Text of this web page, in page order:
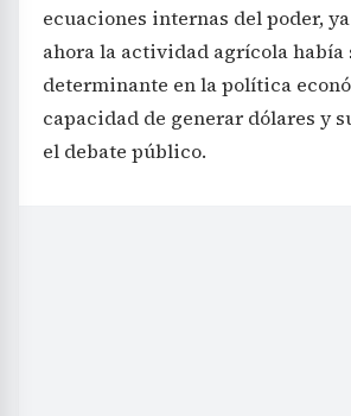
ecuaciones internas del poder,
ahora la actividad agrícola había
determinante en la política
capacidad de generar dólares y
el debate público.